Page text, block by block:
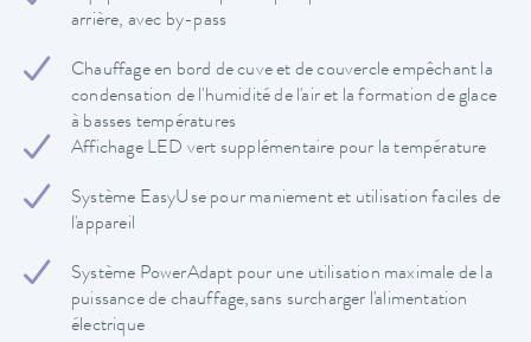
arrière, avec by-pass
Chauffage en bord de cuve et de couvercle empêchant la
condensation de l'humidité de l'air et la formation de glace
à basses températures
Affichage LED vert supplémentaire pour la température
Système EasyUse pour maniement et utilisation faciles de
l'appareil
Système PowerAdapt pour une utilisation maximale de la
puissance de chauffage,sans surcharger l'alimentation
électrique